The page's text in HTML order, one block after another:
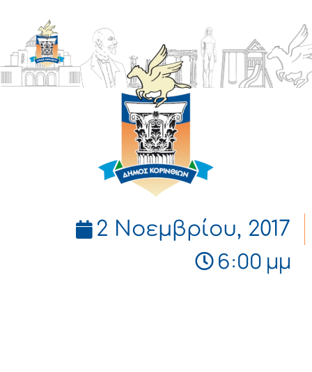
ΔΗΜΟΣ
ΚΟΡΙΝΘΙΩΝ
2 Νοεμβρίου, 2017
6:00 μμ